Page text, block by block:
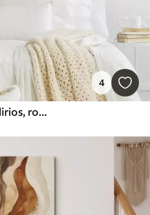
4
Delicadas flores blancas, como lirios, rosas y otras flores con pétalos suaves y aterciopelados